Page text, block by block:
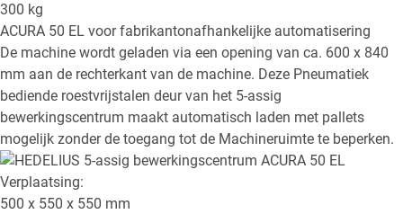
300 kg
ACURA 50 EL voor fabrikantonafhankelijke automatisering
De machine wordt geladen via een opening van ca. 600 x 840
mm aan de rechterkant van de machine. Deze Pneumatiek
bediende roestvrijstalen deur van het 5-assig
bewerkingscentrum maakt automatisch laden met pallets
mogelijk zonder de toegang tot de Machineruimte te beperken.
Verplaatsing:
500 x 550 x 550 mm